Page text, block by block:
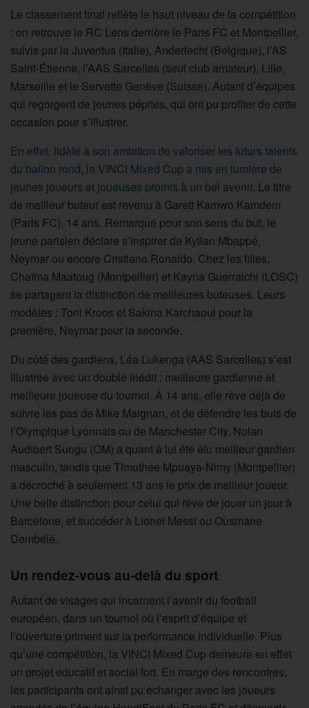
Le classement final reflète le haut niveau de la compétition
: on retrouve le RC Lens derrière le Paris FC et Montpellier,
suivis par la Juventus (Italie), Anderlecht (Belgique), l’AS
Saint-Étienne, l’AAS Sarcelles (seul club amateur), Lille,
Marseille et le Servette Genève (Suisse). Autant d’équipes
qui regorgent de jeunes pépites, qui ont pu profiter de cette
occasion pour s’illustrer.
En effet, fidèle à son ambition de valoriser les futurs talents
du ballon rond, la VINCI Mixed Cup a mis en lumière de
jeunes joueurs et joueuses promis à un bel avenir. Le titre
de meilleur buteur est revenu à Garett Kamwo Kamdem
(Paris FC), 14 ans. Remarqué pour son sens du but, le
jeune parisien déclare s’inspirer de Kylian Mbappé,
Neymar ou encore Cristiano Ronaldo. Chez les filles,
Chaïma Maatoug (Montpellier) et Kayna Guerraichi (LOSC)
se partagent la distinction de meilleures buteuses. Leurs
modèles : Toni Kroos et Sakina Karchaoui pour la
première, Neymar pour la seconde.
Du côté des gardiens, Léa Lukenga (AAS Sarcelles) s’est
illustrée avec un doublé inédit : meilleure gardienne et
meilleure joueuse du tournoi. À 14 ans, elle rêve déjà de
suivre les pas de Mike Maignan, et de défendre les buts de
l’Olympique Lyonnais ou de Manchester City. Nolan
Audibert Sungu (OM) a quant à lui été élu meilleur gardien
masculin, tandis que Timothée Mpuaya-Nimy (Montpellier)
a décroché à seulement 13 ans le prix de meilleur joueur.
Une belle distinction pour celui qui rêve de jouer un jour à
Barcelone, et succéder à Lionel Messi ou Ousmane
Dembélé.
Un rendez-vous au-delà du sport
Autant de visages qui incarnent l’avenir du football
européen, dans un tournoi où l’esprit d’équipe et
l’ouverture priment sur la performance individuelle. Plus
qu’une compétition, la VINCI Mixed Cup demeure en effet
un projet éducatif et social fort. En marge des rencontres,
les participants ont ainsi pu échanger avec les joueurs